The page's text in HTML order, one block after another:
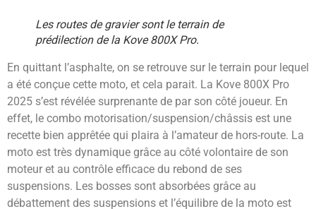
Les routes de gravier sont le terrain de
prédilection de la Kove 800X Pro.
En quittant l’asphalte, on se retrouve sur le terrain pour lequel
a été conçue cette moto, et cela parait. La Kove 800X Pro
2025 s’est révélée surprenante de par son côté joueur. En
effet, le combo motorisation/suspension/châssis est une
recette bien apprêtée qui plaira à l’amateur de hors-route. La
moto est très dynamique grâce au côté volontaire de son
moteur et au contrôle efficace du rebond de ses
suspensions. Les bosses sont absorbées grâce au
débattement des suspensions et l’équilibre de la moto est